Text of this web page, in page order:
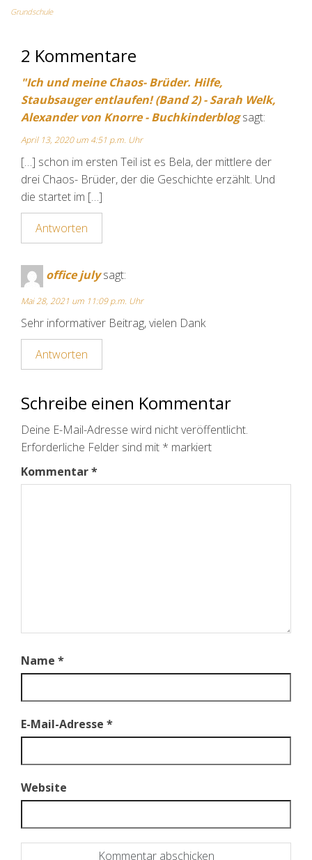
Grundschule
2 Kommentare
"Ich und meine Chaos- Brüder. Hilfe,
Staubsauger entlaufen! (Band 2) - Sarah Welk,
Alexander von Knorre - Buchkinderblog sagt:
April 13, 2020 um 4:51 p.m. Uhr
[…] schon im ersten Teil ist es Bela, der mittlere der
drei Chaos- Brüder, der die Geschichte erzählt. Und
die startet im […]
Antworten
office july sagt:
Mai 28, 2021 um 11:09 p.m. Uhr
Sehr informativer Beitrag, vielen Dank
Antworten
Schreibe einen Kommentar
Deine E-Mail-Adresse wird nicht veröffentlicht.
Erforderliche Felder sind mit * markiert
Kommentar*
Name *
E-Mail-Adresse *
Website